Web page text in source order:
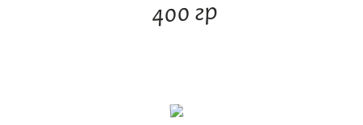
400 гр